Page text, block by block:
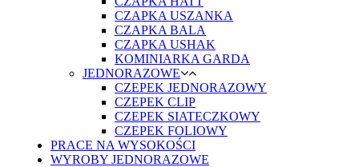
CZAPKA USZANKA
CZAPKA BALA
CZAPKA USHAK
KOMINIARKA GARDA
JEDNORAZOWE
CZEPEK JEDNORAZOWY
CZEPEK CLIP
CZEPEK SIATECZKOWY
CZEPEK FOLIOWY
PRACE NA WYSOKOŚCI
WYROBY JEDNORAZOWE